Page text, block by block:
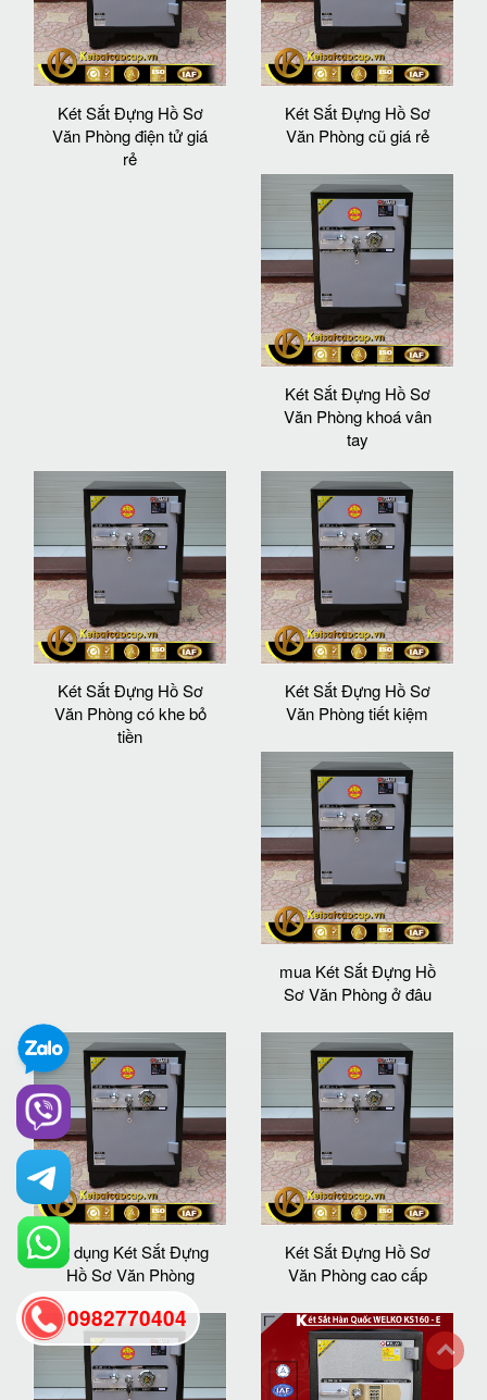
Két Sắt Đựng Hồ Sơ
Văn Phòng điện tử giá
rẻ
Két Sắt Đựng Hồ Sơ
Văn Phòng cũ giá rẻ
Két Sắt Đựng Hồ Sơ
Văn Phòng khoá vân
tay
Két Sắt Đựng Hồ Sơ
Văn Phòng có khe bỏ
tiền
Két Sắt Đựng Hồ Sơ
Văn Phòng tiết kiệm
mua Két Sắt Đựng Hồ
Sơ Văn Phòng ở đâu
sử dụng Két Sắt Đựng
Hồ Sơ Văn Phòng
Két Sắt Đựng Hồ Sơ
Văn Phòng cao cấp
0982770404